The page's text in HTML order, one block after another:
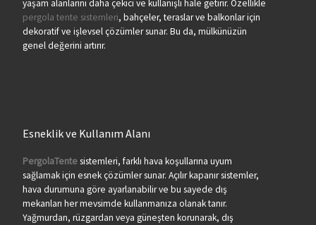
yaşam alanlarını daha çekici ve kullanışlı hale getirir. Özellikle
pergola tente sistemleri, bahçeler, teraslar ve balkonlar için
dekoratif ve işlevsel çözümler sunar. Bu da, mülkünüzün
genel değerini artırır.
Esneklik ve Kullanım Alanı
PergolaTentesistemleri, farklı hava koşullarına uyum
sağlamak için esnek çözümler sunar. Açılır kapanır sistemler,
hava durumuna göre ayarlanabilir ve bu sayede dış
mekanları her mevsimde kullanmanıza olanak tanır.
Yağmurdan, rüzgardan veya güneşten korunarak, dış